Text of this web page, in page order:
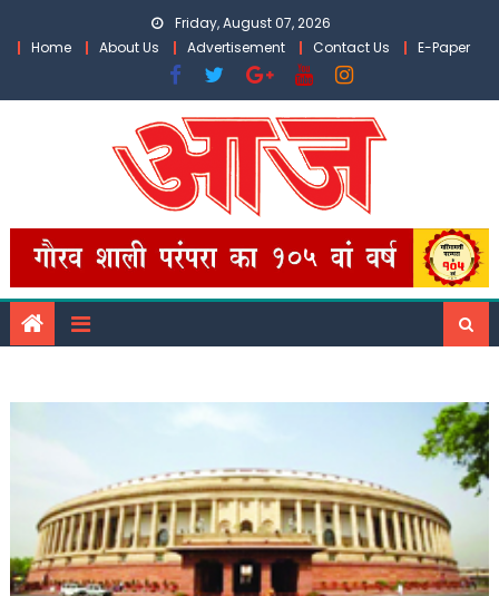
Friday, August 07, 2026
Home
About Us Advertisement Contact Us E-Paper